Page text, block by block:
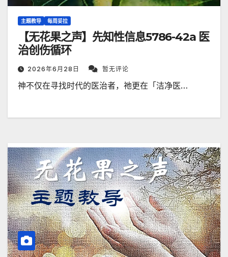
主题教导 每周妥拉
【无花果之声】先知性信息5786-42a 医
治创伤循环
2026年6月28日 暂无评论
神不仅在寻找时代的医治者，祂更在「洁净医…